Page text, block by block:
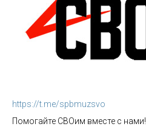
https://t.me/spbmuzsvo
Помогайте СВОим вместе с нами!